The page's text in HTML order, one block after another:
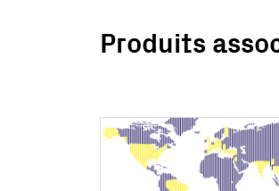
Produits